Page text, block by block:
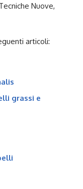
Nuove,
articoli:
grassi e